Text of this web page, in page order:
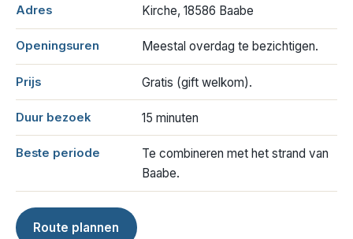
Adres Kirche, 18586 Baabe
Openingsuren Meestal overdag te bezichtigen.
Prijs Gratis (gift welkom).
Duur bezoek 15 minuten
Beste periode
Te combineren met het strand van
Baabe.
Route plannen